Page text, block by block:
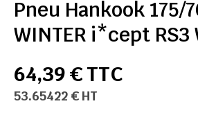
Pneu Hankook 175/
WINTER i*cept RS3
64,39 € TTC
53.65422 € HT